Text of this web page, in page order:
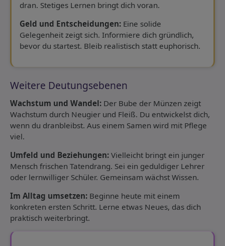
dran. Stetiges Lernen bringt dich voran.
Geld und Entscheidungen: Eine solide
Gelegenheit zeigt sich. Informiere dich gründlich,
bevor du startest. Bleib realistisch statt euphorisch.
Weitere Deutungsebenen
Wachstum und Wandel: Der Bube der Münzen zeigt
Wachstum durch Neugier und Fleiß. Du entwickelst dich,
wenn du dranbleibst. Aus einem Samen wird mit Pflege
viel.
Umfeld und Beziehungen: Vielleicht bringt ein junger
Mensch frischen Tatendrang. Sei ein geduldiger Lehrer
oder lernwilliger Schüler. Gemeinsam wächst Wissen.
Im Alltag umsetzen: Beginne heute mit einem
konkreten ersten Schritt. Lerne etwas Neues, das dich
praktisch weiterbringt.